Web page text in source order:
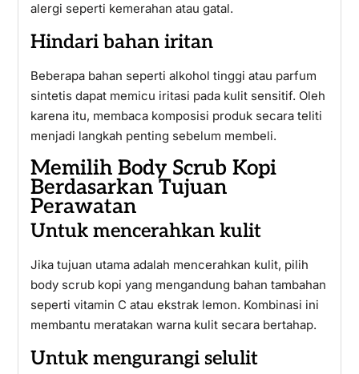
alergi seperti kemerahan atau gatal.
Hindari bahan iritan
Beberapa bahan seperti alkohol tinggi atau parfum
sintetis dapat memicu iritasi pada kulit sensitif. Oleh
karena itu, membaca komposisi produk secara teliti
menjadi langkah penting sebelum membeli.
Memilih Body Scrub Kopi
Berdasarkan Tujuan
Perawatan
Untuk mencerahkan kulit
Jika tujuan utama adalah mencerahkan kulit, pilih
body scrub kopi yang mengandung bahan tambahan
seperti vitamin C atau ekstrak lemon. Kombinasi ini
membantu meratakan warna kulit secara bertahap.
Untuk mengurangi selulit